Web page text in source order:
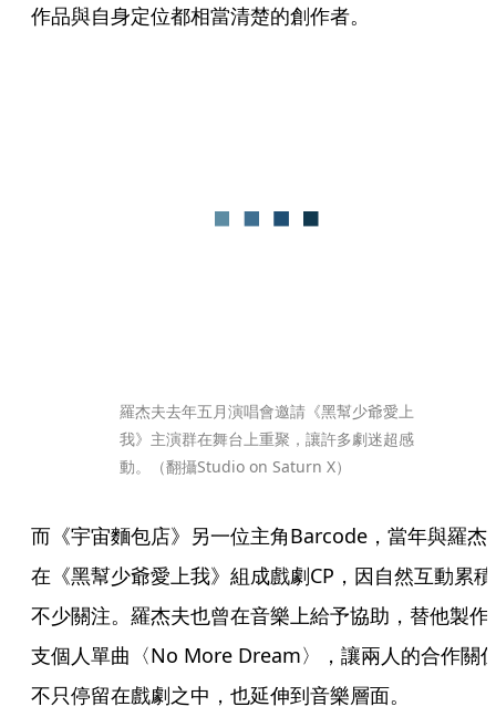
作品與自身定位都相當清楚的創作者。
羅杰夫去年五月演唱會邀請《黑幫少爺愛上
我》主演群在舞台上重聚，讓許多劇迷超感
動。（翻攝Studio on Saturn X）
而《宇宙麵包店》另一位主角Barcode，當年與羅杰
在《黑幫少爺愛上我》組成戲劇CP，因自然互動累積
不少關注。羅杰夫也曾在音樂上給予協助，替他製作
支個人單曲〈No More Dream〉，讓兩人的合作關
不只停留在戲劇之中，也延伸到音樂層面。